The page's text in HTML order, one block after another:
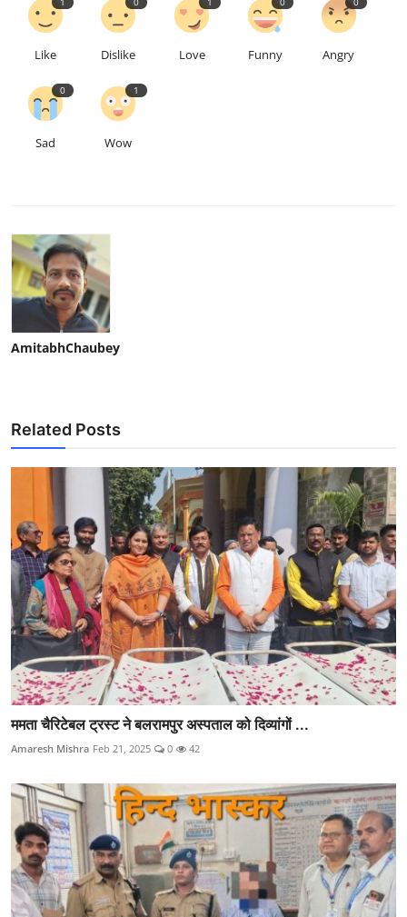
Like Dislike Love Funny Angry
0
Sad
1
Wow
AmitabhChaubey
Related Posts
ममता चैरिटेबल ट्रस्ट ने बलरामपुर अस्पताल को दिव्यांगों ...
Amaresh Mishra Feb 21, 2025 0 42